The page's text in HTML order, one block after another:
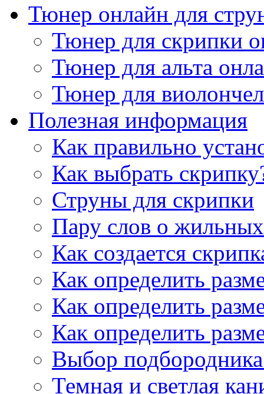
Тюнер онлайн для
Тюнер для скрипки
Тюнер для альта
Тюнер для
Полезная информация
Как правильно
Как выбрать
Струны для скрипки
Пару слов о
Как создается
Как определить
Как определить
Как определить
Выбор
Темная и светлая